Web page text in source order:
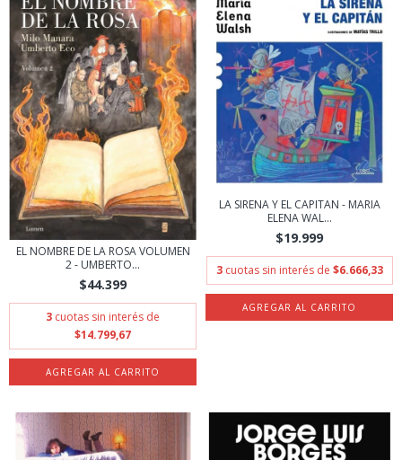
EL NOMBRE DE LA ROSA VOLUMEN
2 - UMBERTO...
$44.399
3 cuotas sin interés de
$14.799,67
LA SIRENA Y EL CAPITAN - MARIA
ELENA WAL...
$19.999
3 cuotas sin interés de $6.666,33